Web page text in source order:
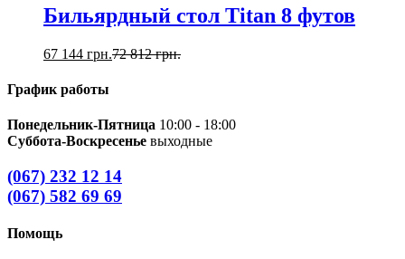
Бильярдный стол Titan 8 футов
67 144 грн.72 812грн.
График работы
Понедельник-Пятница 10:00 - 18:00
Суббота-Воскресенье выходные
(067) 232 12 14
(067) 582 69 69
Помощь